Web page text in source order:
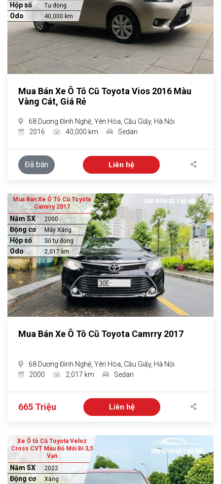
Hộp số Tự động
Odo 40,000 km
Mua Bán Xe Ô Tô Cũ Toyota Vios 2016 Màu
Vàng Cát, Giá Rẻ
68 Dương Đình Nghệ, Yên Hòa, Cầu Giấy, Hà Nội
2016
40,000 km Sedan
Đã bán Liên hệ
Mua Bán Xe Ô Tô Cũ Toyota
Camrry 2017
Năm SX 2000
Động cơ Máy Xăng
Hộp số Số tự động
Odo 2,017 km
Mua Bán Xe Ô Tô Cũ Toyota Camrry 2017
68 Dương Đình Nghệ, Yên Hòa, Cầu Giấy, Hà Nội
2000
2,017 km Sedan
665 Triệu Liên hệ
Xe Ô tô Cũ Toyota Veloz
Cross CVT Màu Đỏ Mới Đi 3,5
Vạn
Năm SX 2022
Động cơ Xăng